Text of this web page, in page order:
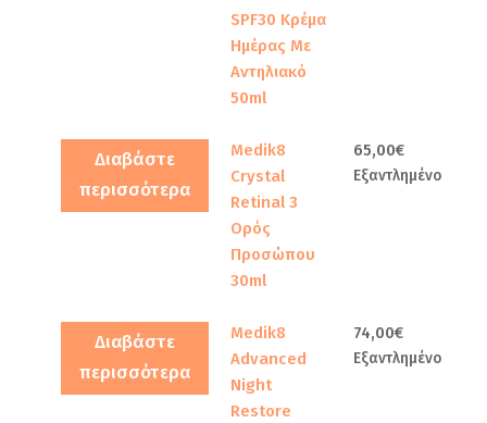
Αντηλιακό
50ml
ποσότητα
SPF30 Κρέμα
Ημέρας Με
Αντηλιακό
50ml
Διαβάστε
περισσότερα
Medik8
Crystal
Retinal 3
Ορός
Προσώπου
30ml
65,00€
Εξαντλημένο
Διαβάστε
περισσότερα
Medik8
Advanced
Night
Restore
74,00€
Εξαντλημένο